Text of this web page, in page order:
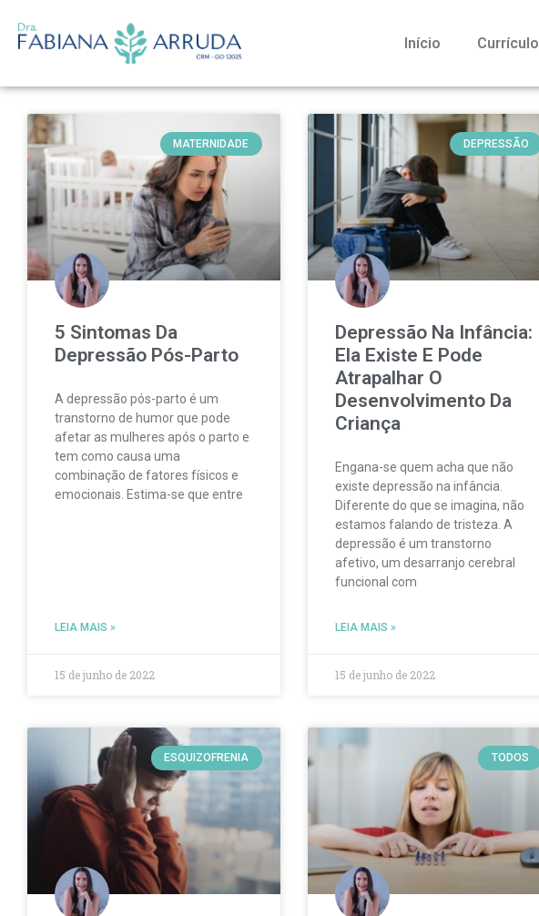
Início Currículo
MATERNIDADE
5 Sintomas Da
Depressão Pós-Parto
A depressão pós-parto é um
transtorno de humor que pode
afetar as mulheres após o parto e
tem como causa uma
combinação de fatores físicos e
emocionais. Estima-se que entre
LEIA MAIS »
15 de junho de 2022
DEPRESSÃO
Depressão Na Infância:
Ela Existe E Pode
Atrapalhar O
Desenvolvimento Da
Criança
Engana-se quem acha que não
existe depressão na infância.
Diferente do que se imagina, não
estamos falando de tristeza. A
depressão é um transtorno
afetivo, um desarranjo cerebral
funcional com
LEIA MAIS »
15 de junho de 2022
ESQUIZOFRENIA TODOS